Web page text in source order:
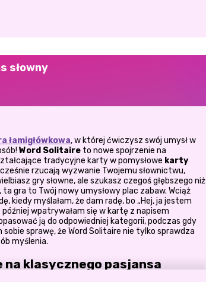
słowny
łamigłówkowa, w której ćwiczysz swój umysł w
Word Solitaire to nowe spojrzenie na
tradycyjne karty w pomysłowe karty
rzucają wyzwanie Twojemu słownictwu,
gry słowne, ale szukasz czegoś głębszego niż
gra to Twój nowy umysłowy plac zabaw. Wciąż
kiedy myślałam, że dam radę, bo „Hej, ja jestem
później wpatrywałam się w kartę z napisem
ją do odpowiedniej kategorii, podczas gdy
sobie sprawę, że Word Solitaire nie tylko sprawdza
myślenia.
na klasycznego pasjansa